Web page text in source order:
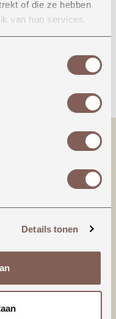
of die ze hebben
van hun services.
Details tonen
Uden